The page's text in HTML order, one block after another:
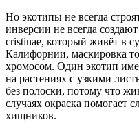
Но экотипы не всегда
инверсии не всегда
cristinae, который живёт в
Калифорнии, маскировка
хромосом. Один экотип
на растениях с узкими
без полоски, потому что
случаях окраска помогает
хищников.